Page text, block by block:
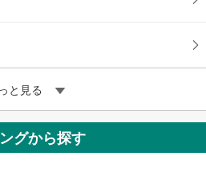
と見る
グから探す